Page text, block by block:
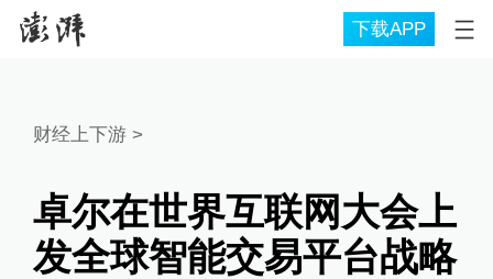
下载APP
财经上下游 >
卓尔在世界互联网大会上
发全球智能交易平台战略